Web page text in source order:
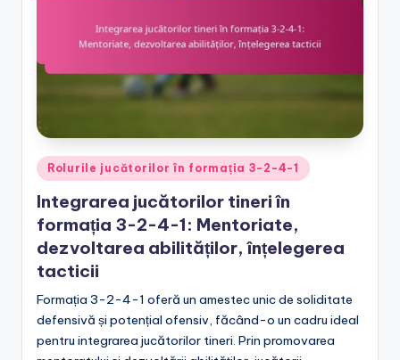
Posted
in
Rolurile jucătorilor în formația 3-2-4-1
Integrarea jucătorilor tineri în
formația 3-2-4-1: Mentoriate,
dezvoltarea abilităților, înțelegerea
tacticii
Formația 3-2-4-1 oferă un amestec unic de soliditate
defensivă și potențial ofensiv, făcând-o un cadru ideal
pentru integrarea jucătorilor tineri. Prin promovarea